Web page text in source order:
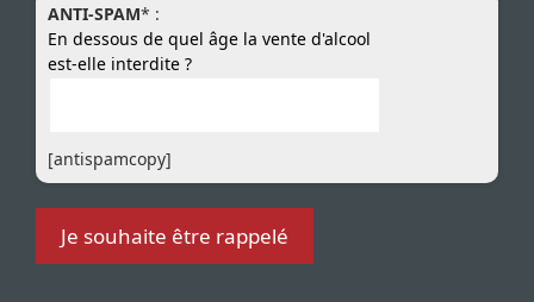
ANTI-SPAM* :
En dessous de quel âge la vente d'alcool
est-elle interdite ?
[antispamcopy]